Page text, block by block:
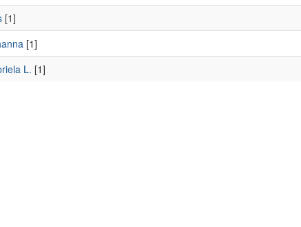
[1]
[1]
L. [1]